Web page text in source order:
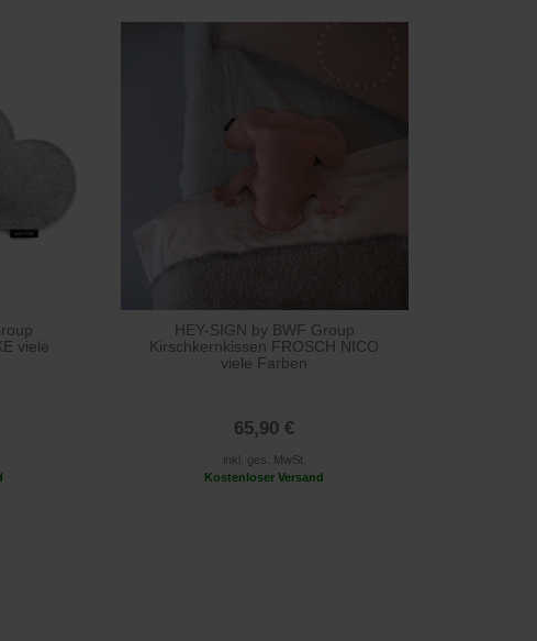
viele
HEY-SIGN by BWF Group
Kirschkernkissen FROSCH NICO
viele Farben
65,90 €
inkl. ges. MwSt.
Kostenloser Versand